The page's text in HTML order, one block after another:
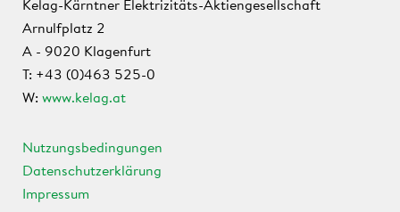
Kelag-Kärntner Elektrizitäts-Aktiengesellschaft
Arnulfplatz 2
A - 9020 Klagenfurt
T: +43 (0)463 525-0
W: www.kelag.at
Nutzungsbedingungen
Datenschutzerklärung
Impressum